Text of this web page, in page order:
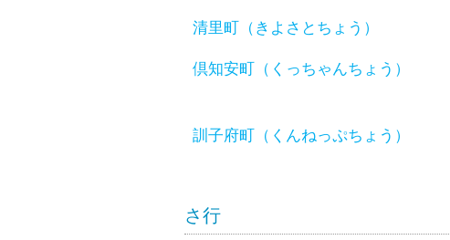
清里町（きよさとちょう）
倶知安町（くっちゃんちょう）
訓子府町（くんねっぷちょう）
さ行